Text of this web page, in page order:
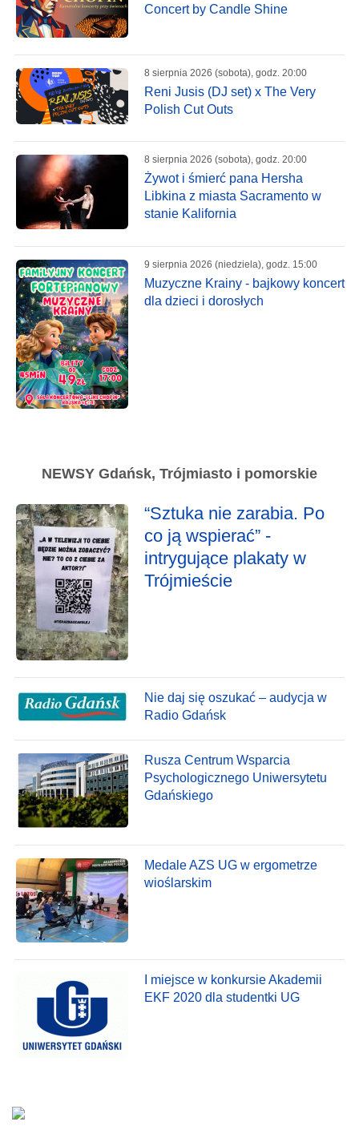
Concert by Candle Shine
8 sierpnia 2026 (sobota), godz. 20:00
Reni Jusis (DJ set) x The Very
Polish Cut Outs
8 sierpnia 2026 (sobota), godz. 20:00
Żywot i śmierć pana Hersha
Libkina z miasta Sacramento w
stanie Kalifornia
9 sierpnia 2026 (niedziela), godz. 15:00
Muzyczne Krainy - bajkowy koncert
dla dzieci i dorosłych
NEWSY Gdańsk, Trójmiasto i pomorskie
“Sztuka nie zarabia. Po
co ją wspierać” -
intrygujące plakaty w
Trójmieście
Nie daj się oszukać – audycja w
Radio Gdańsk
Rusza Centrum Wsparcia
Psychologicznego Uniwersytetu
Gdańskiego
Medale AZS UG w ergometrze
wioślarskim
I miejsce w konkursie Akademii
EKF 2020 dla studentki UG